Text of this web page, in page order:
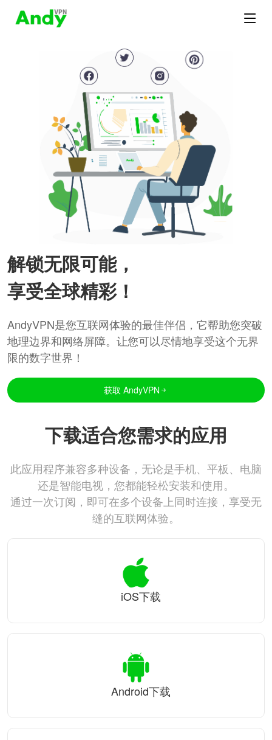
解锁无限可能，
享受全球精彩！
AndyVPN是您互联网体验的最佳伴侣，它帮助您突破
地理边界和网络屏障。让您可以尽情地享受这个无界
限的数字世界！
获取 AndyVPN
下载适合您需求的应用
此应用程序兼容多种设备，无论是手机、平板、电脑
还是智能电视，您都能轻松安装和使用。
通过一次订阅，即可在多个设备上同时连接，享受无
缝的互联网体验。
iOS下载
Android下载